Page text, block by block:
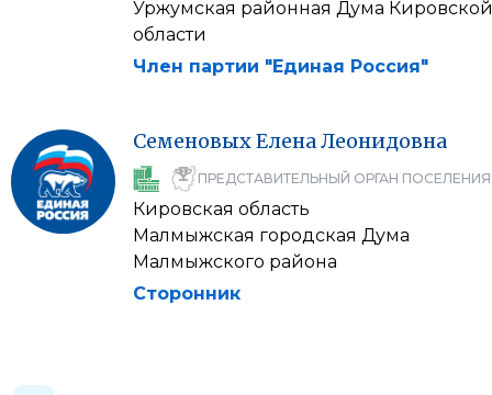
Уржумская районная Дума Кировской
области
Член партии "Единая Россия"
СеменовыхЕленаЛеонидовна
ПРЕДСТАВИТЕЛЬНЫЙ ОРГАН ПОСЕЛЕНИЯ
Кировская область
Малмыжская городская Дума
Малмыжского района
Сторонник